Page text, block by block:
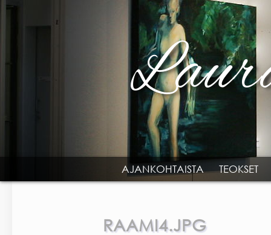
Skip to main content
MAIN MENU
AJANKOHTAISTA TEOKSET
RAAMI4.JPG